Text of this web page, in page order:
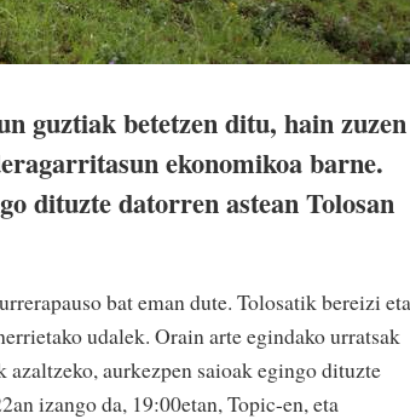
guztiak betetzen ditu, hain zuzen
ekonomikoa barne.
dituzte datorren astean Tolosan
bat eman dute. Tolosatik bereizi eta
udalek. Orain arte egindako urratsak
aurkezpen saioak egingo dituzte
izango da, 19:00etan, Topic-en, eta